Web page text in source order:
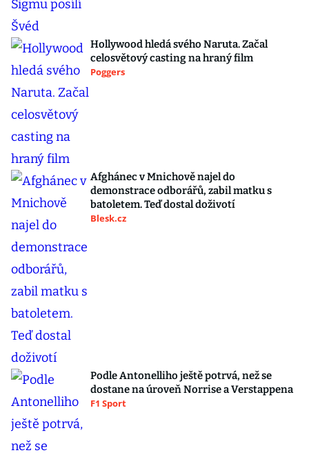
Hollywood hledá svého Naruta. Začal
celosvětový casting na hraný film
Poggers
Afghánec v Mnichově najel do
demonstrace odborářů, zabil matku s
batoletem. Teď dostal doživotí
Blesk.cz
Podle Antonelliho ještě potrvá, než se
dostane na úroveň Norrise a Verstappena
F1 Sport